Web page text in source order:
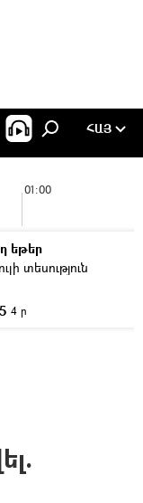
ՀԱՅ
01:00
եթեր
տեսություն
4 ր